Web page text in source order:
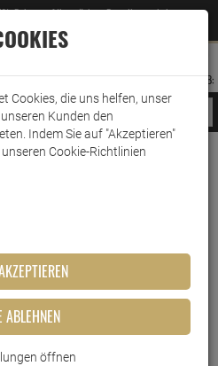
Rabatt auf Ihre nächste Bestellung erhalten
Newsletter
ANMELDEN
AUFKLAPPEN
MERKZETTEL
WARENKORB:
Leben & Wohnen
Baumarkt
1 Liter
Cookies, die uns helfen, unser
Kunden den
Indem Sie auf "Akzeptieren"
Cookie-Richtlinien
ABLEHNEN
öffnen